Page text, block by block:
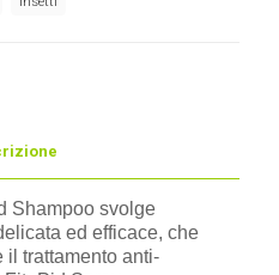
Shampoo svolge
ed efficace, che
il trattamento anti-